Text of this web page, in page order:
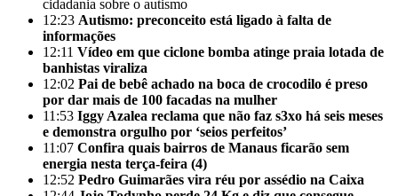
cidadania sobre o autismo
12:23 Autismo: preconceito está ligado à falta de
informações
12:11 Vídeo em que ciclone bomba atinge praia lotada de
banhistas viraliza
12:02 Pai de bebê achado na boca de crocodilo é preso
por dar mais de 100 facadas na mulher
11:53 Iggy Azalea reclama que não faz s3xo há seis meses
e demonstra orgulho por ‘seios perfeitos’
11:07 Confira quais bairros de Manaus ficarão sem
energia nesta terça-feira (4)
12:52 Pedro Guimarães vira réu por assédio na Caixa